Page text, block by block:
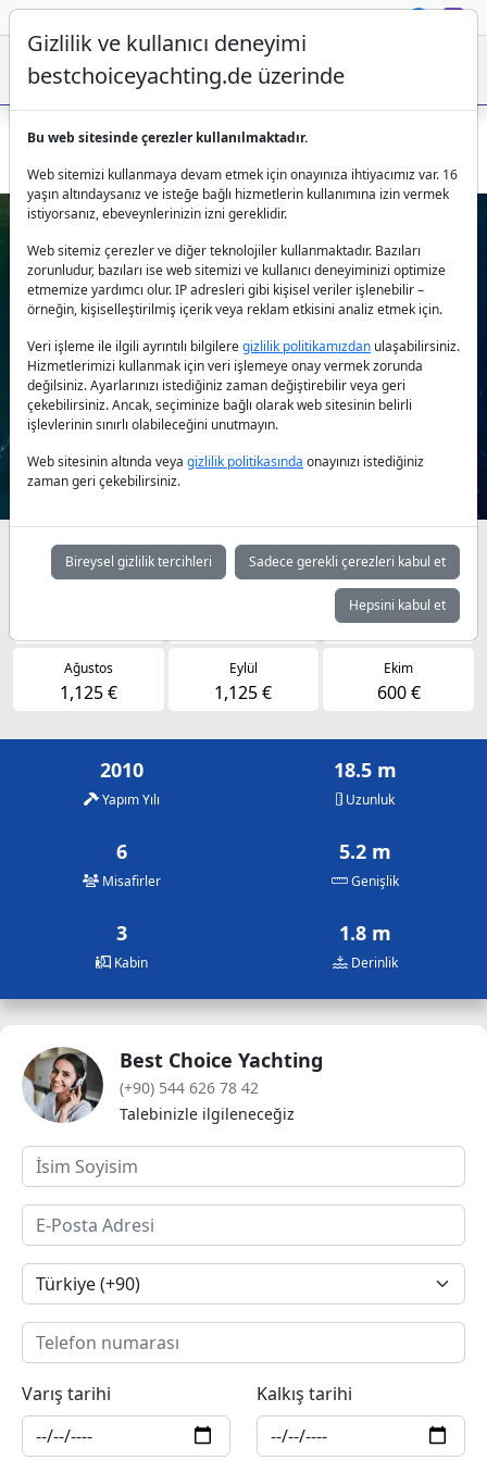
Göcek’te 3 kabinli ve 6 kişilik Gulet Mandala kiralama
Previous
Müsaitlik durumuna göre günlük fiyatlar
Temmuz
1,125 €
Ağustos
1,125 €
Eylül
1,125 €
Ekim
600 €
2010
Yapım Yılı
18.5 m
Uzunluk
6
Misafirler
5.2 m
Genişlik
3
Kabin
1.8 m
Derinlik
Best Choice Yachting
(+90) 544 626 78 42
Talebinizle ilgileneceğiz
Varış tarihi Kalkış tarihi
Gizlilik ve kullanıcı deneyimi
bestchoiceyachting.de üzerinde
Bu web sitesinde çerezler kullanılmaktadır.
Web sitemizi kullanmaya devam etmek için onayınıza ihtiyacımız var. 16
yaşın altındaysanız ve isteğe bağlı hizmetlerin kullanımına izin vermek
istiyorsanız, ebeveynlerinizin izni gereklidir.
Web sitemiz çerezler ve diğer teknolojiler kullanmaktadır. Bazıları
zorunludur, bazıları ise web sitemizi ve kullanıcı deneyiminizi optimize
etmemize yardımcı olur. IP adresleri gibi kişisel veriler işlenebilir –
örneğin, kişiselleştirilmiş içerik veya reklam etkisini analiz etmek için.
Veri işleme ile ilgili ayrıntılı bilgileregizlilik politikamızdan ulaşabilirsiniz.
Hizmetlerimizi kullanmak için veri işlemeye onay vermek zorunda
değilsiniz. Ayarlarınızı istediğiniz zaman değiştirebilir veya geri
çekebilirsiniz. Ancak, seçiminize bağlı olarak web sitesinin belirli
işlevlerinin sınırlı olabileceğini unutmayın.
Web sitesinin altında veya gizlilik politikasında onayınızı istediğiniz
zaman geri çekebilirsiniz.
Bireysel gizlilik tercihleri Sadece gerekli çerezleri kabul et
Hepsini kabul et